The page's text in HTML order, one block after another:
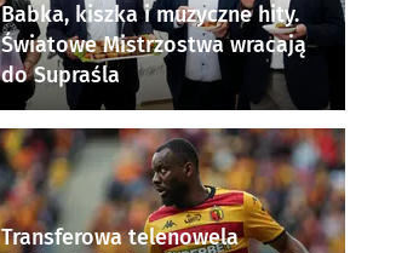
Babka, kiszka i muzyczne hity.
Światowe Mistrzostwa wracają
do Supraśla
Transferowa telenowela